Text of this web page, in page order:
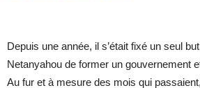
Depuis une année, il s’était fixé un seul
Netanyahou de former un gouvernement
Au fur et à mesure des mois qui